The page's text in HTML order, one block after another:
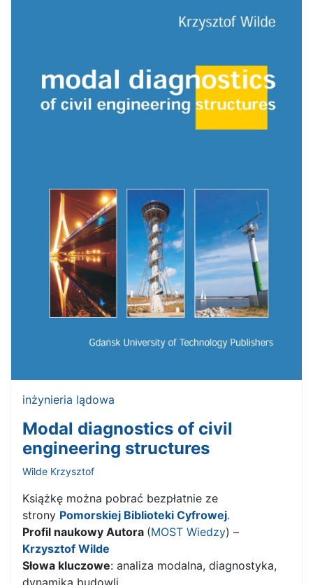
inżynieria lądowa
Modal diagnostics of civil
engineering structures
Wilde Krzysztof
Książkę można pobrać bezpłatnie ze
strony Pomorskiej Biblioteki Cyfrowej.
Profil naukowy Autora (MOST Wiedzy) –
Krzysztof Wilde
Słowa kluczowe: analiza modalna, diagnostyka,
dynamika budowli